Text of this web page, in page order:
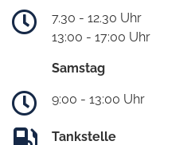
7.30 - 12.30 Uhr
13:00 - 17:00 Uhr
Samstag
9:00 - 13:00 Uhr
Tankstelle